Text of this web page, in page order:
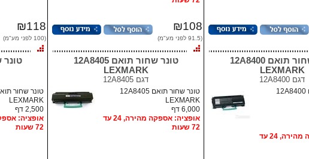
₪108
(91.5 לפני מע"מ)
₪118
(100 לפני מע"מ)
טונר שחור תואם 12A8400
LEXMARK
דגם 12A8400
טונר שחור תואם 12A8405
LEXMARK
דגם 12A8405
טונר שחור תואם 12A8400
אופציה: אספקה מהירה, 24 עד
טונר שחור תואם 12A8405
LEXMARK
6,000 דף
אופציה: אספקה מהירה, 24 עד
72 שעות
LEXMARK
2,500 דף
72 שעות